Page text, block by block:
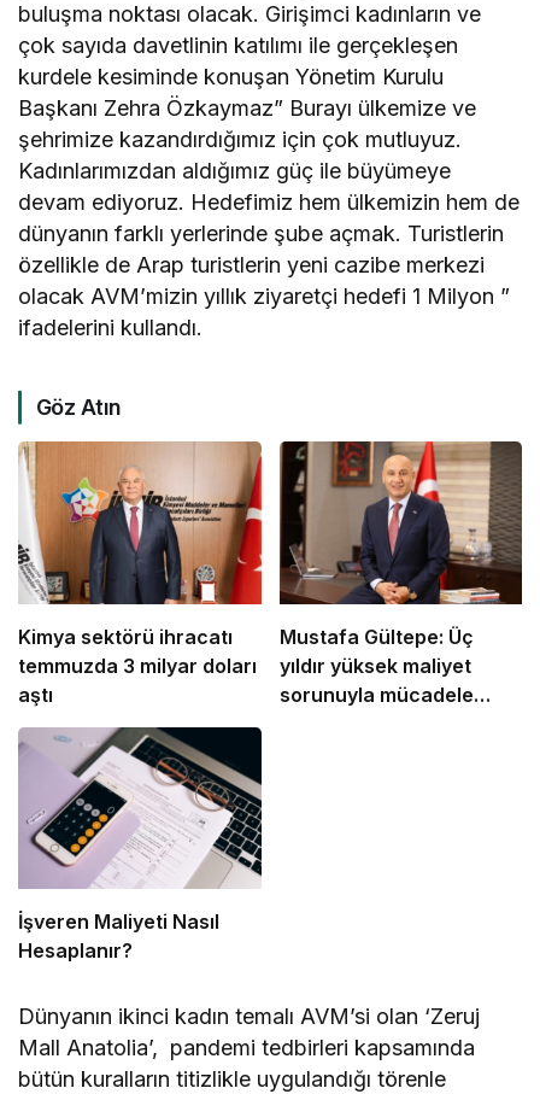
buluşma noktası olacak. Girişimci kadınların ve
çok sayıda davetlinin katılımı ile gerçekleşen
kurdele kesiminde konuşan Yönetim Kurulu
Başkanı Zehra Özkaymaz” Burayı ülkemize ve
şehrimize kazandırdığımız için çok mutluyuz.
Kadınlarımızdan aldığımız güç ile büyümeye
devam ediyoruz. Hedefimiz hem ülkemizin hem de
dünyanın farklı yerlerinde şube açmak. Turistlerin
özellikle de Arap turistlerin yeni cazibe merkezi
olacak AVM’mizin yıllık ziyaretçi hedefi 1 Milyon ”
ifadelerini kullandı.
Göz Atın
Kimya sektörü ihracatı
temmuzda 3 milyar doları
aştı
Mustafa Gültepe: Üç
yıldır yüksek maliyet
sorunuyla mücadele
İşveren Maliyeti Nasıl
Hesaplanır?
Dünyanın ikinci kadın temalı AVM’si olan ‘Zeruj
Mall Anatolia’, pandemi tedbirleri kapsamında
bütün kuralların titizlikle uygulandığı törenle